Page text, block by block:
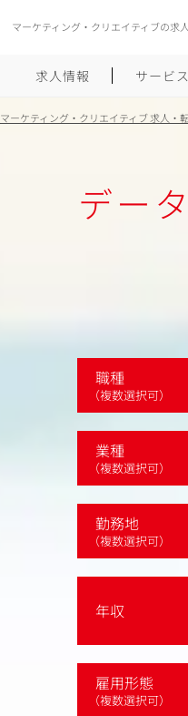
マーケティング・クリエイティブの求
求人情報 サービ
マーケティング・クリエイティブ 求人・
デー
職種
（複数選択可）
業種
（複数選択可）
勤務地
（複数選択可）
年収
雇用形態
（複数選択可）